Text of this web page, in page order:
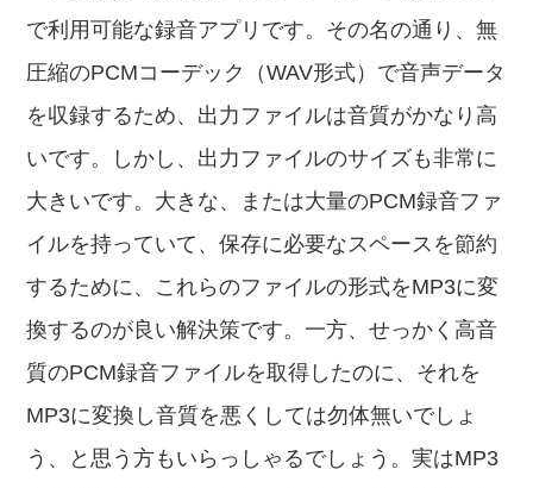
で利用可能な録音アプリです。その名の通り、無
圧縮のPCMコーデック（WAV形式）で音声データ
を収録するため、出力ファイルは音質がかなり高
いです。しかし、出力ファイルのサイズも非常に
大きいです。大きな、または大量のPCM録音ファ
イルを持っていて、保存に必要なスペースを節約
するために、これらのファイルの形式をMP3に変
換するのが良い解決策です。一方、せっかく高音
質のPCM録音ファイルを取得したのに、それを
MP3に変換し音質を悪くしては勿体無いでしょ
う、と思う方もいらっしゃるでしょう。実はMP3